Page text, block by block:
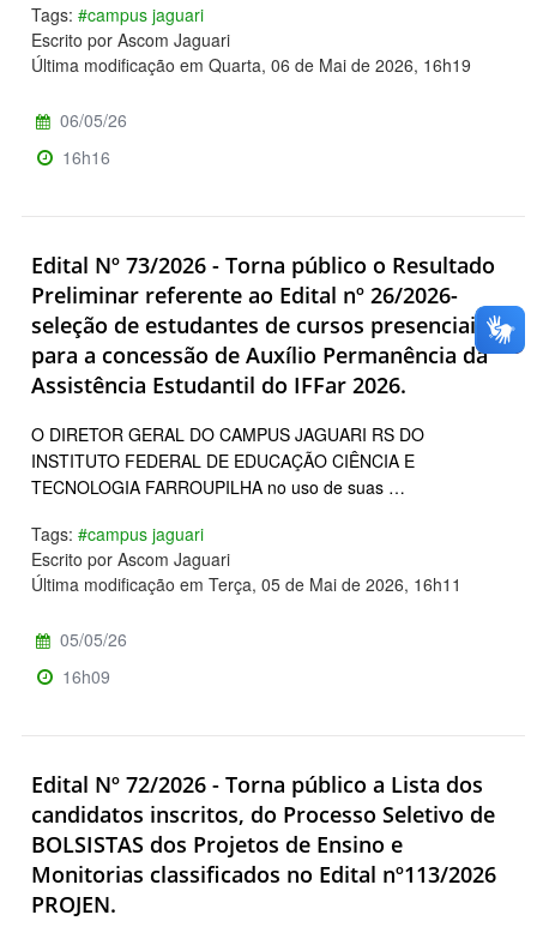
Tags: #campus jaguari
Escrito por Ascom Jaguari
Última modificação em Quarta, 06 de Mai de 2026, 16h19
06/05/26
16h16
Edital Nº 73/2026 - Torna público o Resultado
Preliminar referente ao Edital nº 26/2026-
seleção de estudantes de cursos presenciais
para a concessão de Auxílio Permanência da
Assistência Estudantil do IFFar 2026.
O DIRETOR GERAL DO CAMPUS JAGUARI RS DO
INSTITUTO FEDERAL DE EDUCAÇÃO CIÊNCIA E
TECNOLOGIA FARROUPILHA no uso de suas …
Tags: #campus jaguari
Escrito por Ascom Jaguari
Última modificação em Terça, 05 de Mai de 2026, 16h11
05/05/26
16h09
Edital Nº 72/2026 - Torna público a Lista dos
candidatos inscritos, do Processo Seletivo de
BOLSISTAS dos Projetos de Ensino e
Monitorias classificados no Edital nº113/2026
PROJEN.